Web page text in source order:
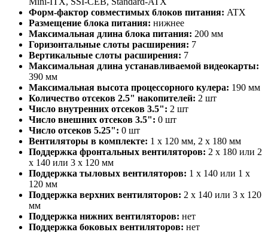
Форм-фактор совместимых блоков питания: ATX
Размещение блока питания: нижнее
Максимальная длина блока питания: 200 мм
Горизонтальные слоты расширения: 7
Вертикальные слоты расширения: 7
Максимальная длина устанавливаемой видеокарты:
390 мм
Максимальная высота процессорного кулера: 190 мм
Количество отсеков 2.5" накопителей: 2 шт
Число внутренних отсеков 3.5": 2 шт
Число внешних отсеков 3.5": 0 шт
Число отсеков 5.25": 0 шт
Вентиляторы в комплекте: 1 x 120 мм, 2 x 180 мм
Поддержка фронтальных вентиляторов: 2 x 180 или 2
x 140 или 3 x 120 мм
Поддержка тыловых вентиляторов: 1 x 140 или 1 x
120 мм
Поддержка верхних вентиляторов: 2 x 140 или 3 x 120
мм
Поддержка нижних вентиляторов: нет
Поддержка боковых вентиляторов: нет